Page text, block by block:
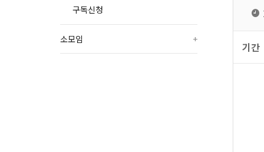
구독신청
소모임 +
기간